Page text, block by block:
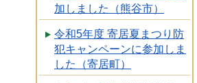
加しました（熊谷市）
令和5年度 寄居夏まつり防
犯キャンペーンに参加しま
した（寄居町）